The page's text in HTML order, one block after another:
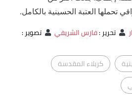
تحرير:فارس الشريفي تصوير:
كربلاء المقدسة